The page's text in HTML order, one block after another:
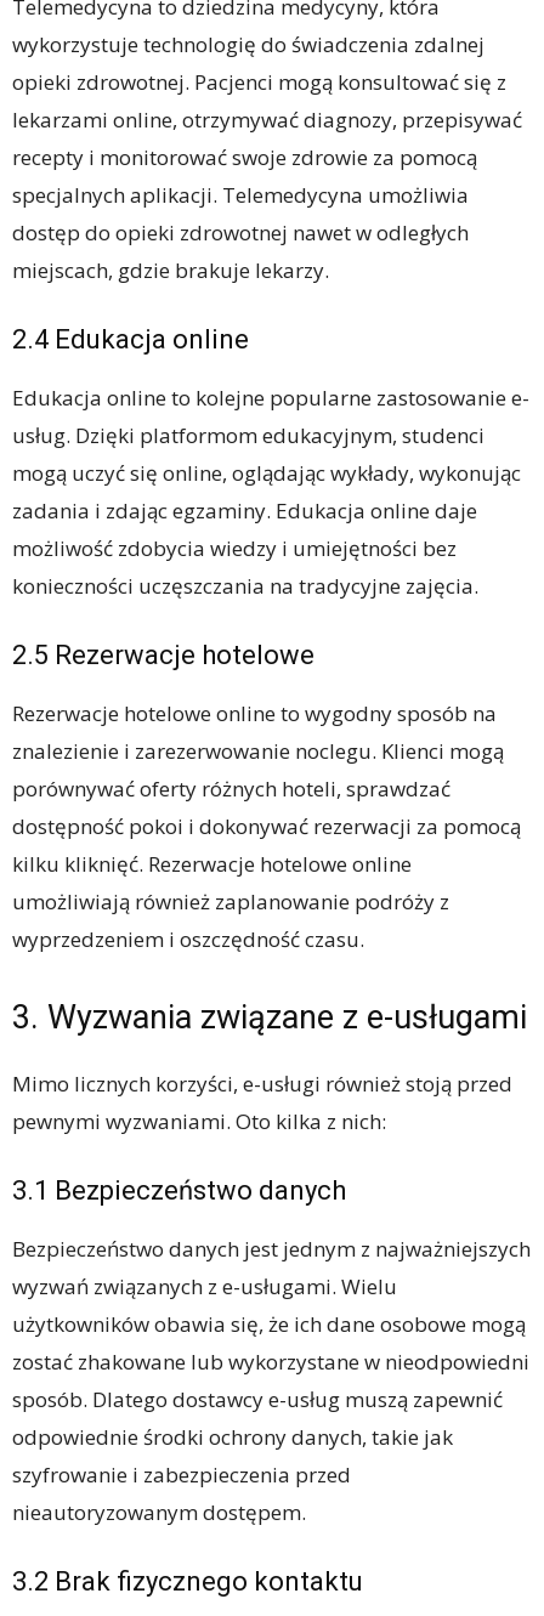
Telemedycyna to dziedzina medycyny, która
wykorzystuje technologię do świadczenia zdalnej
opieki zdrowotnej. Pacjenci mogą konsultować się z
lekarzami online, otrzymywać diagnozy, przepisywać
recepty i monitorować swoje zdrowie za pomocą
specjalnych aplikacji. Telemedycyna umożliwia
dostęp do opieki zdrowotnej nawet w odległych
miejscach, gdzie brakuje lekarzy.
2.4 Edukacja online
Edukacja online to kolejne popularne zastosowanie e-
usług. Dzięki platformom edukacyjnym, studenci
mogą uczyć się online, oglądając wykłady, wykonując
zadania i zdając egzaminy. Edukacja online daje
możliwość zdobycia wiedzy i umiejętności bez
konieczności uczęszczania na tradycyjne zajęcia.
2.5 Rezerwacje hotelowe
Rezerwacje hotelowe online to wygodny sposób na
znalezienie i zarezerwowanie noclegu. Klienci mogą
porównywać oferty różnych hoteli, sprawdzać
dostępność pokoi i dokonywać rezerwacji za pomocą
kilku kliknięć. Rezerwacje hotelowe online
umożliwiają również zaplanowanie podróży z
wyprzedzeniem i oszczędność czasu.
3. Wyzwania związane z e-usługami
Mimo licznych korzyści, e-usługi również stoją przed
pewnymi wyzwaniami. Oto kilka z nich:
3.1 Bezpieczeństwo danych
Bezpieczeństwo danych jest jednym z najważniejszych
wyzwań związanych z e-usługami. Wielu
użytkowników obawia się, że ich dane osobowe mogą
zostać zhakowane lub wykorzystane w nieodpowiedni
sposób. Dlatego dostawcy e-usług muszą zapewnić
odpowiednie środki ochrony danych, takie jak
szyfrowanie i zabezpieczenia przed
nieautoryzowanym dostępem.
3.2 Brak fizycznego kontaktu